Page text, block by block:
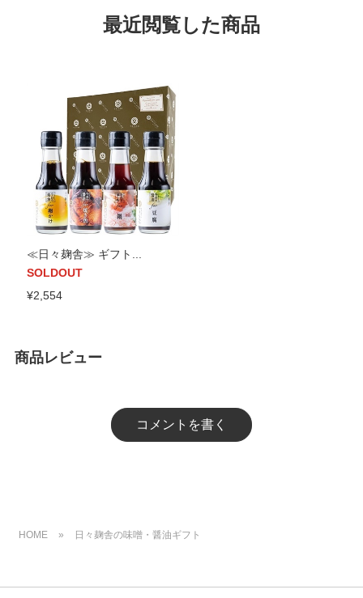
最近閲覧した商品
≪日々麹舎≫ ギフト...
SOLDOUT
¥2,554
商品レビュー
コメントを書く
HOME » 日々麹舎の味噌・醤油ギフト